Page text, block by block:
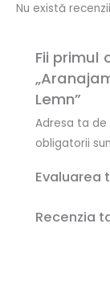
Nu există
Fii primul
Lemn”
Adresa ta de
obligatorii
Evaluarea
Recenzia